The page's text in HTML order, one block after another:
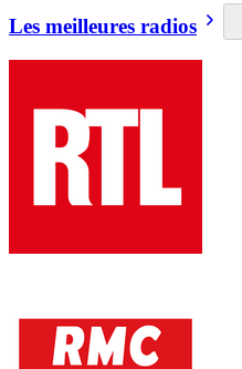
Les meilleures radios